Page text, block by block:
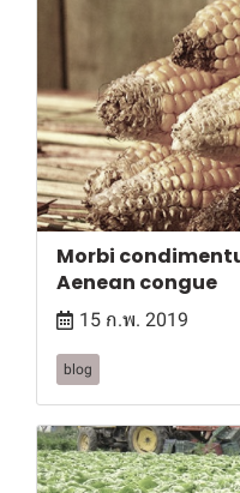
Morbi
Aenean congue
15 ก.พ. 2019
blog